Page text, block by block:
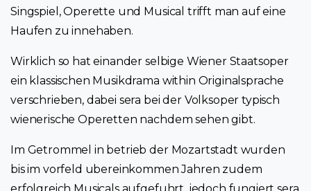
Singspiel, Operette und Musical trifft man auf eine
Haufen zu innehaben.
Wirklich so hat einander selbige Wiener Staatsoper
ein klassischen Musikdrama within Originalsprache
verschrieben, dabei sera bei der Volksoper typisch
wienerische Operetten nachdem sehen gibt.
Im Getrommel in betrieb der Mozartstadt wurden
bis im vorfeld ubereinkommen Jahren zudem